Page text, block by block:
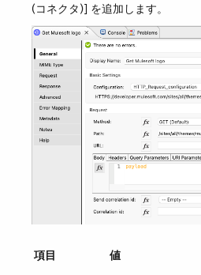
(コネクタ)] を追加します。
項目
値